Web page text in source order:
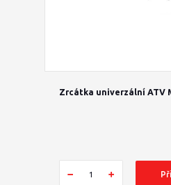
Zrcátka univerzální ATV